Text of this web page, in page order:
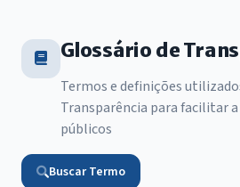
Glossário de
Termos e definições
Transparência para facilitar
públicos
Buscar Termo